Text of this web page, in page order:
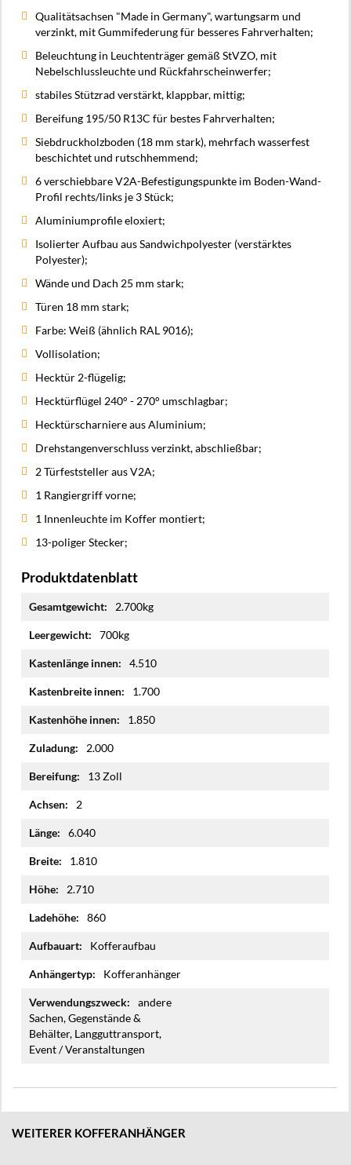
Qualitätsachsen "Made in Germany", wartungsarm und
verzinkt, mit Gummifederung für besseres Fahrverhalten;
Beleuchtung in Leuchtenträger gemäß StVZO, mit
Nebelschlussleuchte und Rückfahrscheinwerfer;
stabiles Stützrad verstärkt, klappbar, mittig;
Bereifung 195/50 R13C für bestes Fahrverhalten;
Siebdruckholzboden (18 mm stark), mehrfach wasserfest
beschichtet und rutschhemmend;
6 verschiebbare V2A-Befestigungspunkte im Boden-Wand-
Profil rechts/links je 3 Stück;
Aluminiumprofile eloxiert;
Isolierter Aufbau aus Sandwichpolyester (verstärktes
Polyester);
Wände und Dach 25 mm stark;
Türen 18 mm stark;
Farbe: Weiß (ähnlich RAL 9016);
Vollisolation;
Hecktür 2-flügelig;
Hecktürflügel 240° - 270° umschlagbar;
Hecktürscharniere aus Aluminium;
Drehstangenverschluss verzinkt, abschließbar;
2 Türfeststeller aus V2A;
1 Rangiergriff vorne;
1 Innenleuchte im Koffer montiert;
13-poliger Stecker;
Produktdatenblatt
Informationen
2.700kg
700kg
4.510
1.700
1.850
2.000
13 Zoll
2
6.040
1.810
2.710
860
Kofferaufbau
Kofferanhänger
andere
Sachen, Gegenstände &
Behälter, Langguttransport,
Event / Veranstaltungen
WEITERER KOFFERANHÄNGER